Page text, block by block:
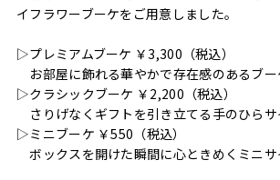
イフラワーブーケをご用意しました。
▷プレミアムブーケ ￥3,300（税込）
お部屋に飾れる華やかで存在感のあるブー
▷クラシックブーケ ￥2,200（税込）
さりげなくギフトを引き立てる手のひらサ
▷ミニブーケ ￥550（税込）
ボックスを開けた瞬間に心ときめくミニサ